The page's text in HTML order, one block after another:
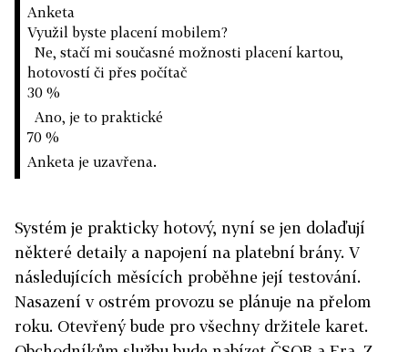
Anketa
Využil byste placení mobilem?
Ne, stačí mi současné možnosti placení kartou,
hotovostí či přes počítač
30 %
Ano, je to praktické
70 %
Anketa je uzavřena.
Systém je prakticky hotový, nyní se jen dolaďují
některé detaily a napojení na platební brány. V
následujících měsících proběhne její testování.
Nasazení v ostrém provozu se plánuje na přelom
roku. Otevřený bude pro všechny držitele karet.